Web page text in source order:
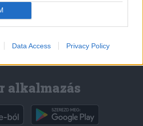
Data Access Privacy Policy
alkalmazás